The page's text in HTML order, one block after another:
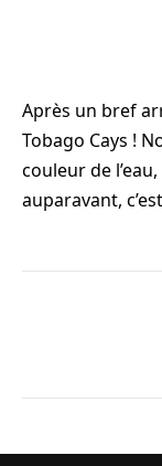
Après un bref
Tobago Cays !
couleur de
auparavant,